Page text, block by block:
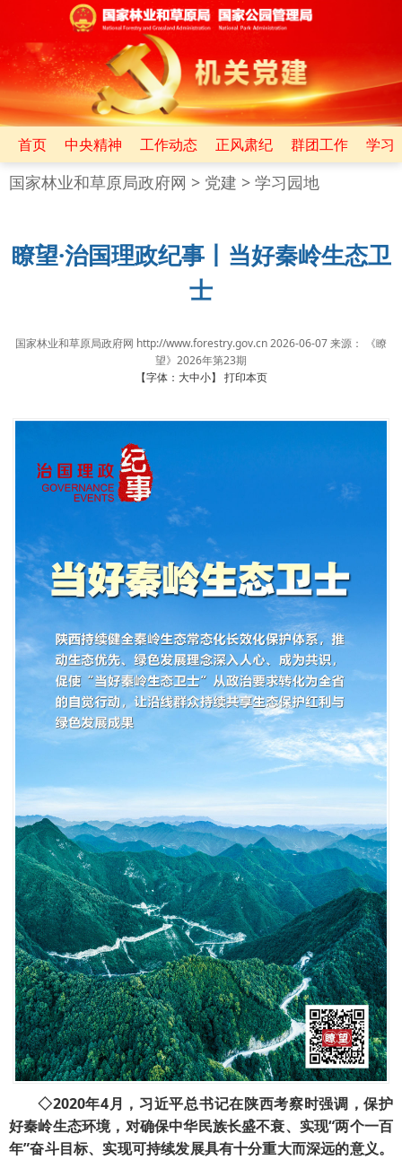
首页 中央精神 工作动态 正风肃纪 群团工作 学习
国家林业和草原局政府网 > 党建 > 学习园地
瞭望·治国理政纪事丨当好秦岭生态卫
士
国家林业和草原局政府网 http://www.forestry.gov.cn2026-06-07来源：
《瞭
望》2026年第23期
【字体： 大中小】 打印本页
◇2020年4月，习近平总书记在陕西考察时强调，保护
好秦岭生态环境，对确保中华民族长盛不衰、实现“两个一百
年”奋斗目标、实现可持续发展具有十分重大而深远的意义。